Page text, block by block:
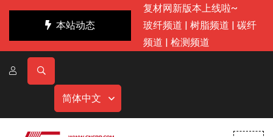
本站动态
复材网新版本上线啦~
玻纤频道 | 树脂频道 | 碳纤
频道 | 检测频道
简体中文